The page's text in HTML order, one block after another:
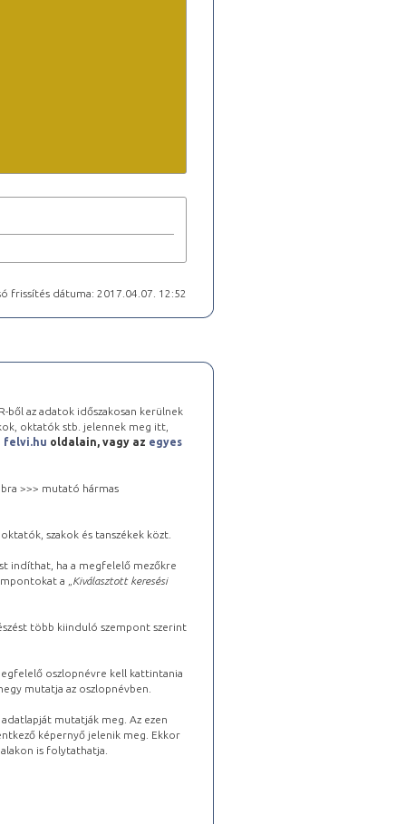
frissítés dátuma: 2017.04.07. 12:52
ből az adatok időszakosan kerülnek
oktatók stb. jelennek meg itt,
felvi.hu oldalain, vagy az egyes
>>> mutató hármas
szakok és tanszékek közt.
indíthat, ha a megfelelő mezőkre
a „ Kiválasztott keresési
több kiinduló szempont szerint
oszlopnévre kell kattintania
mutatja az oszlopnévben.
mutatják meg. Az ezen
képernyő jelenik meg. Ekkor
is folytathatja.